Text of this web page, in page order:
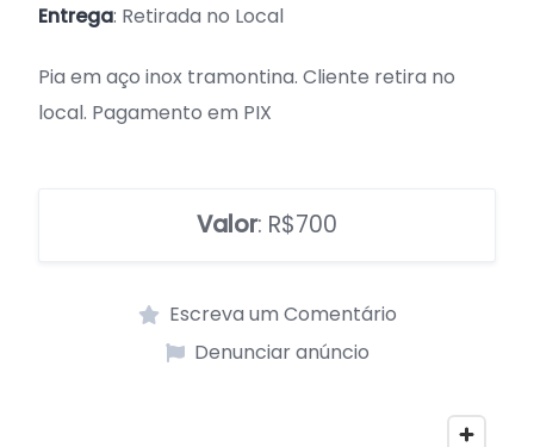
Entrega: Retirada no Local
Pia em aço inox tramontina. Cliente retira no
local. Pagamento em PIX
Valor: R$700
Escreva um Comentário
Denunciar anúncio